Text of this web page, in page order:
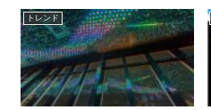
トレンド